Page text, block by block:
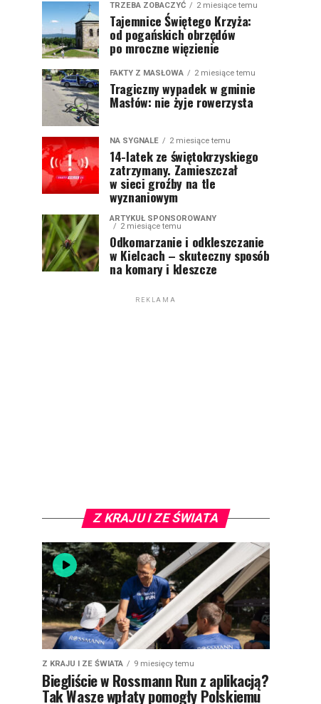
TRZEBA ZOBACZYĆ 2 miesiące temu
Tajemnice Świętego Krzyża:
od pogańskich obrzędów
po mroczne więzienie
FAKTY Z MASŁOWA 2 miesiące temu
Tragiczny wypadek w gminie
Masłów: nie żyje rowerzysta
NA SYGNALE 2 miesiące temu
14-latek ze świętokrzyskiego
zatrzymany. Zamieszczał
w sieci groźby na tle
wyznaniowym
ARTYKUŁ SPONSOROWANY
2 miesiące temu
Odkomarzanie i odkleszczanie
w Kielcach – skuteczny sposób
na komary i kleszcze
REKLAMA
Z KRAJU I ZE ŚWIATA
Z KRAJU I ZE ŚWIATA 9 miesięcy temu
Biegliście w Rossmann Run z aplikacją?
Tak Wasze wpłaty pomogły Polskiemu